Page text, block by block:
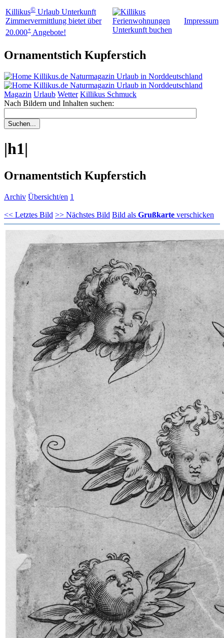
Killikus© Urlaub Unterkunft
Zimmervermittlung bietet über
20.000+ Angebote!
Impressum
Ornamentstich Kupferstich
Magazin Urlaub Wetter Killikus Schmuck
Nach Bildern und Inhalten suchen:
|h1|
Ornamentstich Kupferstich
Archiv Übersicht/en 1
<< Letztes Bild >> Nächstes Bild Bild als Grußkarte verschicken